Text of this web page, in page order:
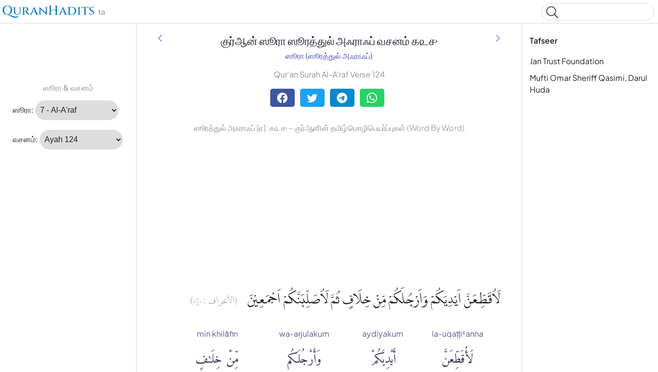
QuranHadits ta
ஸூரா & வசனம்
ஸூரா:
வசனம்:
Tafseer
Jan Trust Foundation
Mufti Omar Sheriff Qasimi, Darul
Huda
குர்ஆன் ஸூரா ஸூரத்துல் அஃராஃப் வசனம் ௧௨௪
ஸூரா (ஸூரத்துல் அஃராஃப்)
Qur'an Surah Al-A'raf Verse 124
ஸூரத்துல் அஃராஃப் [௭]: ௧௨௪ ~ குர்ஆனின் தமிழ் மொழிபெயர்ப்புகள் (Word By Word)
لَاُقَطِّعَنَّ اَيْدِيَكُمْ وَاَرْجُلَكُمْ مِّنْ خِلَافٍ ثُمَّ لَاُصَلِّبَنَّكُمْ اَجْمَعِيْنَ (الأعراف : ٧)
la-uqaṭṭiʿanna
لَأُقَطِّعَنَّ
aydiyakum
أَيْدِيَكُمْ
wa-arjulakum
وَأَرْجُلَكُم
min khilāfin
مِّنْ خِلَٰفٍ